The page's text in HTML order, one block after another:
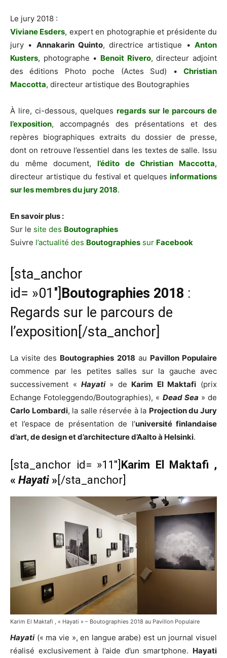
Le jury 2018 :
Viviane Esders, expert en photographie et présidente du
jury • Annakarin Quinto, directrice artistique •Anton
Kusters, photographe • Benoit Rivero, directeur adjoint
des éditions Photo poche (Actes Sud) • Christian
Maccotta, directeur artistique des Boutographies
À lire, ci-dessous, quelques regards sur le parcours de
l’exposition, accompagnés des présentations et des
repères biographiques extraits du dossier de presse,
dont on retrouve l’essentiel dans les textes de salle. Issu
du même document, l’édito de Christian Maccotta,
directeur artistique du festival et quelques informations
sur les membres du jury 2018.
En savoir plus :
Sur le site des Boutographies
Suivre l’actualité des Boutographies sur Facebook
[sta_anchor
id= »01″] Boutographies 2018 :
Regards sur le parcours de
l’exposition[/sta_anchor]
La visite des Boutographies 2018 au Pavillon Populaire
commence par les petites salles sur la gauche avec
successivement «Hayati » de Karim El Maktafi (prix
Echange Fotoleggendo/Boutographies), « Dead Sea » de
Carlo Lombardi, la salle réservée à la Projection du Jury
et l’espace de présentation de l’université finlandaise
d’art, de design et d’architecture d’Aalto à Helsinki.
[sta_anchor id= »11″] Karim El Maktafi ,
« Hayati » [/sta_anchor]
Karim El Maktafi , « Hayati » – Boutographies 2018 au Pavillon Populaire
Hayati (« ma vie », en langue arabe) est un journal visuel
réalisé exclusivement à l’aide d’un smartphone. Hayati